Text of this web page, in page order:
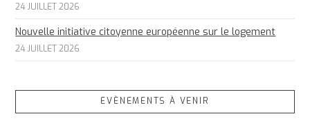
24 JUILLET 2026
Nouvelle initiative citoyenne européenne sur le logement
24 JUILLET 2026
EVÈNEMENTS À VENIR